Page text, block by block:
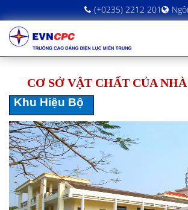
(+0235) 2212 201
CƠ SỞ VẬT CHẤT CỦA
Khu Hiệu Bộ